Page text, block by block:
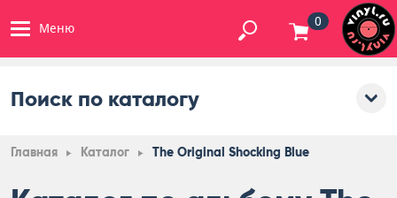
Меню 0
Поиск по каталогу
Главная Каталог The Original Shocking Blue